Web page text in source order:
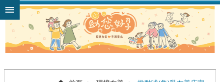
跳到主要內容區塊